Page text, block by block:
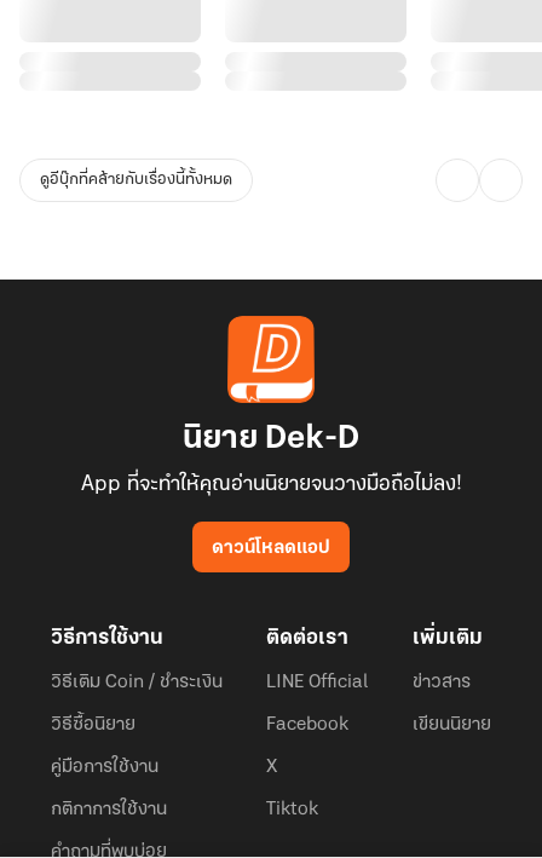
ดูอีบุ๊กที่คล้ายกับเรื่องนี้ทั้งหมด
นิยาย Dek-D
App ที่จะทำให้คุณอ่านนิยายจนวางมือถือไม่ลง!
ดาวน์โหลดแอป
วิธีการใช้งาน
วิธีเติม Coin / ชำระเงิน
วิธีซื้อนิยาย
คู่มือการใช้งาน
กติกาการใช้งาน
คำถามที่พบบ่อย
ติดต่อเรา
LINE Official
Facebook
X
Tiktok
เพิ่มเติม
ข่าวสาร
เขียนนิยาย